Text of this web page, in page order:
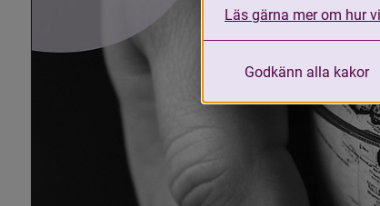
Läs gärna mer om hur
Godkänn alla kakor